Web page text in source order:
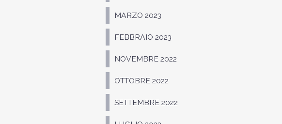
MARZO 2023
FEBBRAIO 2023
NOVEMBRE 2022
OTTOBRE 2022
SETTEMBRE 2022